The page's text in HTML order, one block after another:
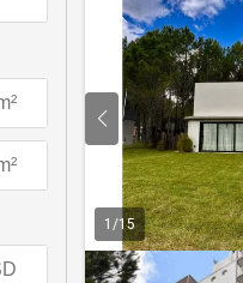
1 /15